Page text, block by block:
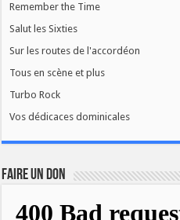
Remember the Time
Salut les Sixties
Sur les routes de l'accordéon
Tous en scène et plus
Turbo Rock
Vos dédicaces dominicales
FAIRE UN DON